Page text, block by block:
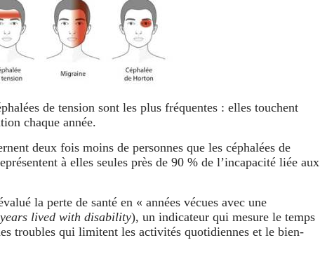
de tension sont les plus fréquentes : elles touchent
chaque année.
deux fois moins de personnes que les céphalées de
à elles seules près de 90 % de l’incapacité liée aux
la perte de santé en « années vécues avec une
years lived with disability), un indicateur qui mesure le temps
troubles qui limitent les activités quotidiennes et le bien-